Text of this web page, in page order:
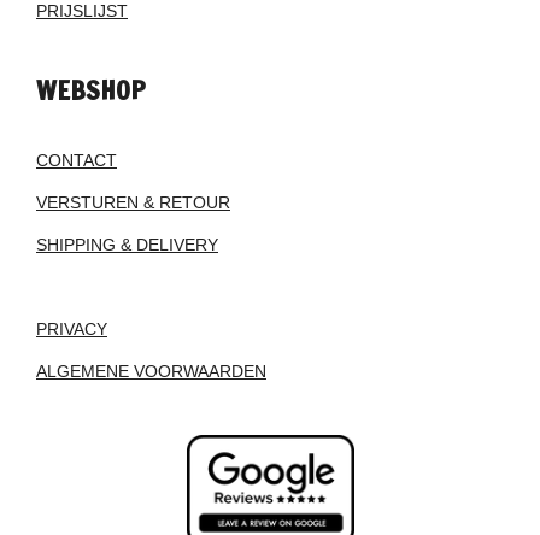
PRIJSLIJST
WEBSHOP
CONTACT
VERSTUREN & RETOUR
SHIPPING & DELIVERY
PRIVACY
ALGEMENE VOORWAARDEN